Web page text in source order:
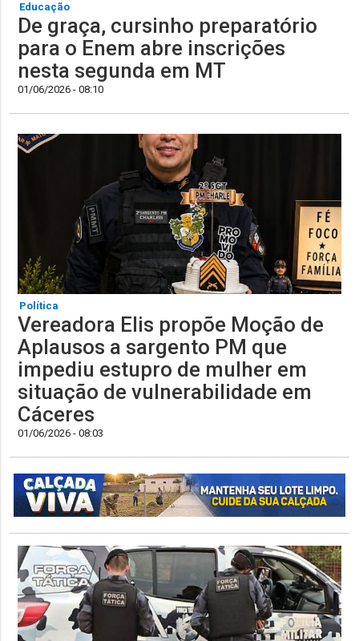
Educação
De graça, cursinho preparatório
para o Enem abre inscrições
nesta segunda em MT
01/06/2026 - 08:10
Política
Vereadora Elis propõe Moção de
Aplausos a sargento PM que
impediu estupro de mulher em
situação de vulnerabilidade em
Cáceres
01/06/2026 - 08:03